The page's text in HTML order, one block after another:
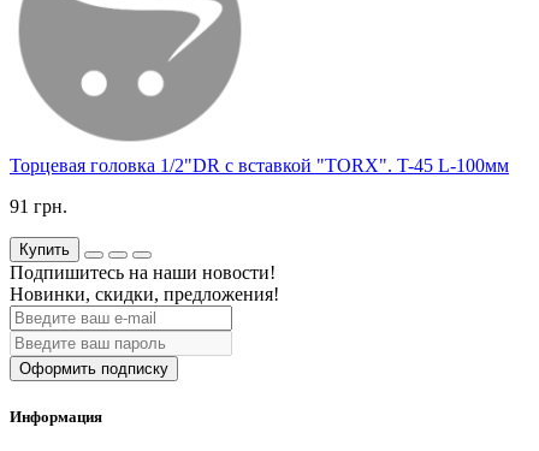
Торцевая головка 1/2"DR с вставкой "TORX". T-45 L-100мм
91 грн.
Купить
Подпишитесь на наши новости!
Новинки, скидки, предложения!
Оформить подписку
Информация